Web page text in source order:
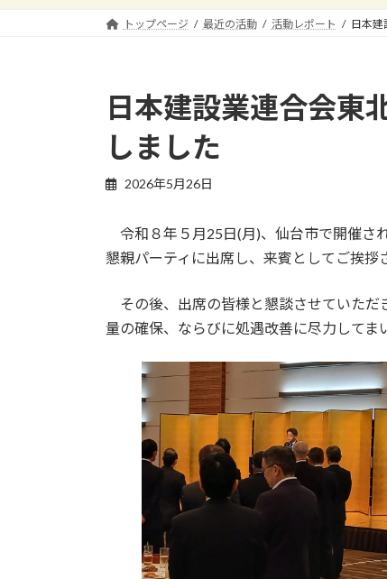
トップページ 最近の活動 活動レポート 日本建
日本建設業連合会東
しました
2026年5月26日
令和８年５月25日(月)、仙台市で開催さ
懇親パーティに出席し、来賓としてご挨拶
その後、出席の皆様と懇談させていただ
量の確保、ならびに処遇改善に尽力してま